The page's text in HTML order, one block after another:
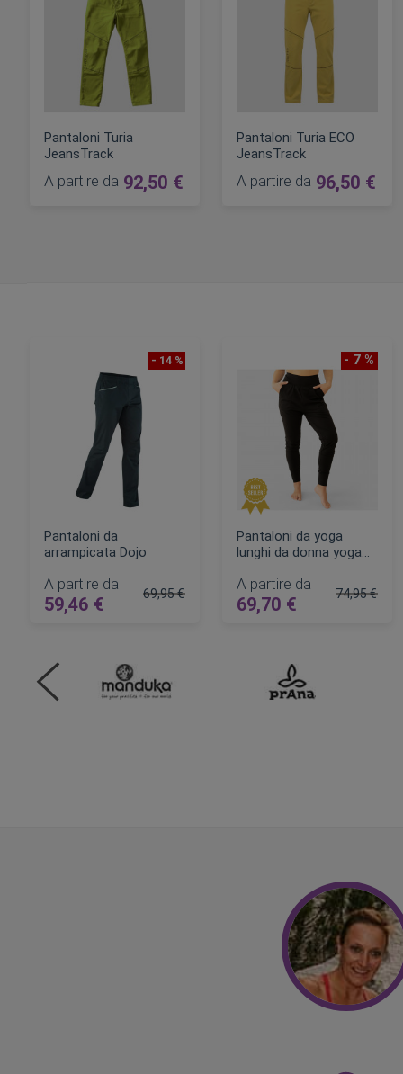
Pantaloni Turia
JeansTrack
A partire da 92,50 €
Pantaloni Turia ECO
JeansTrack
A partire da 96,50 €
- 14 %
Pantaloni da
arrampicata Dojo
A partire da
59,46 €
69,95 €
- 7 %
Pantaloni da yoga
lunghi da donna yoga
A partire da
69,70 €
74,95 €